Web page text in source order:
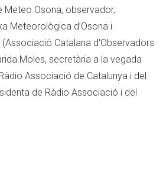
Meteo Osona, observador,
Meteorològica d’Osona i
(Associació Catalana d'Observadors
Moles, secretària a la vegada
Associació de Catalunya i del
de Ràdio Associació i del